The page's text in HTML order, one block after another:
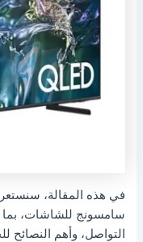
في هذه المقالة،
سامسونج للشاشات، بما
التواصل، وأهم